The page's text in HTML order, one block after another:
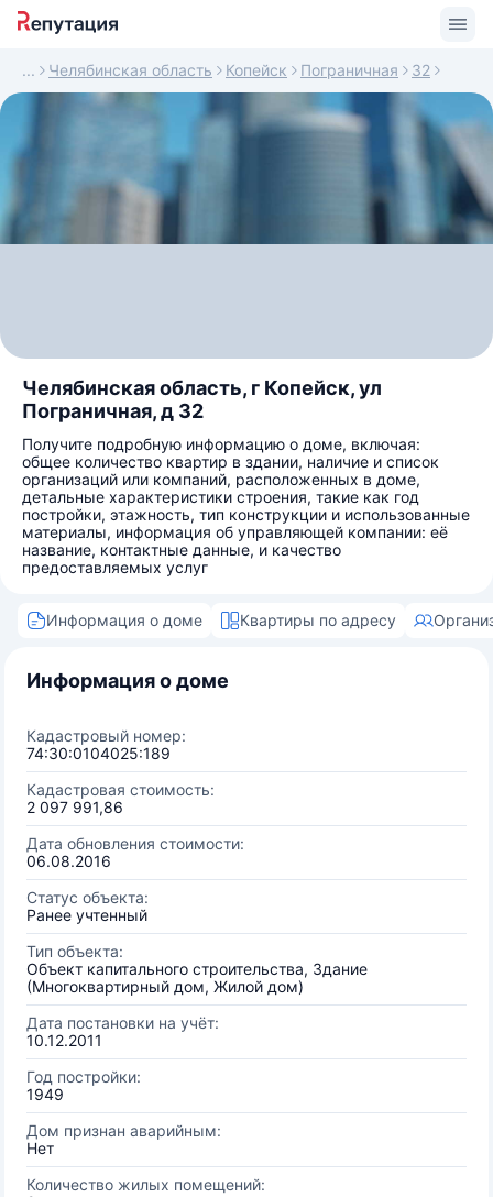
Челябинская область Копейск Пограничная 32
Челябинская область, г Копейск, ул
Пограничная, д 32
Получите подробную информацию о доме, включая:
общее количество квартир в здании, наличие и список
организаций или компаний, расположенных в доме,
детальные характеристики строения, такие как год
постройки, этажность, тип конструкции и использованные
материалы, информация об управляющей компании: её
название, контактные данные, и качество
предоставляемых услуг
Информация о доме Квартиры по адресу
Информация о доме
Кадастровый номер:
74:30:0104025:189
Кадастровая стоимость:
2 097 991,86
Дата обновления стоимости:
06.08.2016
Статус объекта:
Ранее учтенный
Тип объекта:
Объект капитального строительства, Здание
(Многоквартирный дом, Жилой дом)
Дата постановки на учёт:
10.12.2011
Год постройки:
1949
Дом признан аварийным:
Нет
Количество жилых помещений: